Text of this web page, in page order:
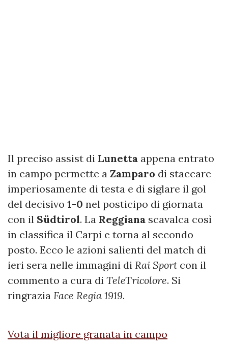
Il preciso assist di Lunetta appena entrato
in campo permette a Zamparo di staccare
imperiosamente di testa e di siglare il gol
del decisivo 1-0 nel posticipo di giornata
con il Südtirol. La Reggiana scavalca così
in classifica il Carpi e torna al secondo
posto. Ecco le azioni salienti del match di
ieri sera nelle immagini di Rai Sport con il
commento a cura di TeleTricolore. Si
ringrazia Face Regia 1919.
Vota il migliore granata in campo